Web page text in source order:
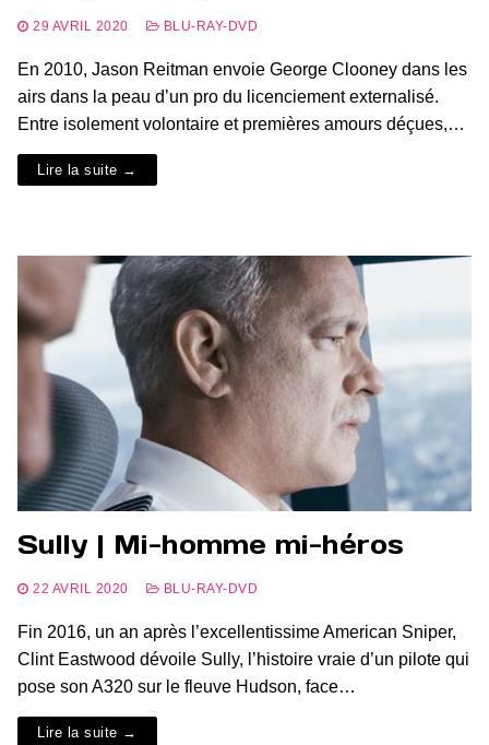
29 AVRIL 2020 BLU-RAY-DVD
En 2010, Jason Reitman envoie George Clooney dans les
airs dans la peau d’un pro du licenciement externalisé.
Entre isolement volontaire et premières amours déçues,…
Lire la suite →
Sully | Mi-homme mi-héros
22 AVRIL 2020 BLU-RAY-DVD
Fin 2016, un an après l’excellentissime American Sniper,
Clint Eastwood dévoile Sully, l’histoire vraie d’un pilote qui
pose son A320 sur le fleuve Hudson, face…
Lire la suite →